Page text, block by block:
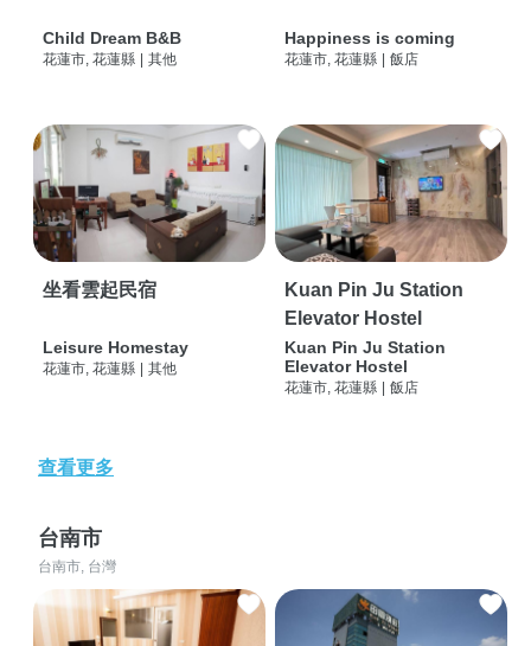
Child Dream B&B
花蓮市, 花蓮縣 其他
Happiness is coming
花蓮市, 花蓮縣 飯店
坐看雲起民宿
Leisure Homestay
花蓮市, 花蓮縣 其他
Kuan Pin Ju Station
Elevator Hostel
Kuan Pin Ju Station
Elevator Hostel
花蓮市, 花蓮縣 飯店
查看更多
台南市
台南市, 台灣